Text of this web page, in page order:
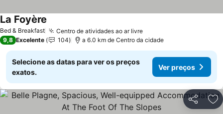
Bed & Breakfast Centro de atividades ao ar livre
La Foyère
9,8 Excelente 104 a 6.0 km de Centro da cidade
Selecione as datas para ver os preços
exatos.
Ver preços
Partilhar